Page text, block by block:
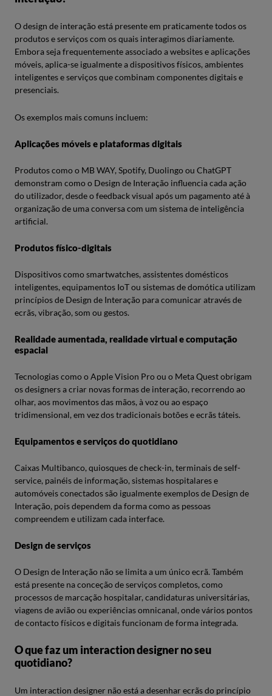
O design de interação está presente em praticamente todos os
produtos e serviços com os quais interagimos diariamente.
Embora seja frequentemente associado a websites e aplicações
móveis, aplica-se igualmente a dispositivos físicos, ambientes
inteligentes e serviços que combinam componentes digitais e
presenciais.
Os exemplos mais comuns incluem:
Aplicações móveis e plataformas digitais
Produtos como o MB WAY, Spotify, Duolingo ou ChatGPT
demonstram como o Design de Interação influencia cada ação
do utilizador, desde o feedback visual após um pagamento até à
organização de uma conversa com um sistema de inteligência
artificial.
Produtos físico-digitais
Dispositivos como smartwatches, assistentes domésticos
inteligentes, equipamentos IoT ou sistemas de domótica utilizam
princípios de Design de Interação para comunicar através de
ecrãs, vibração, som ou gestos.
Realidade aumentada, realidade virtual e computação
espacial
Tecnologias como o Apple Vision Pro ou o Meta Quest obrigam
os designers a criar novas formas de interação, recorrendo ao
olhar, aos movimentos das mãos, à voz ou ao espaço
tridimensional, em vez dos tradicionais botões e ecrãs táteis.
Equipamentos e serviços do quotidiano
Caixas Multibanco, quiosques de check-in, terminais de self-
service, painéis de informação, sistemas hospitalares e
automóveis conectados são igualmente exemplos de Design de
Interação, pois dependem da forma como as pessoas
compreendem e utilizam cada interface.
Design de serviços
O Design de Interação não se limita a um único ecrã. Também
está presente na conceção de serviços completos, como
processos de marcação hospitalar, candidaturas universitárias,
viagens de avião ou experiências omnicanal, onde vários pontos
de contacto físicos e digitais funcionam de forma integrada.
O que faz um interaction designer no seu
quotidiano?
Um interaction designer não está a desenhar ecrãs do princípio